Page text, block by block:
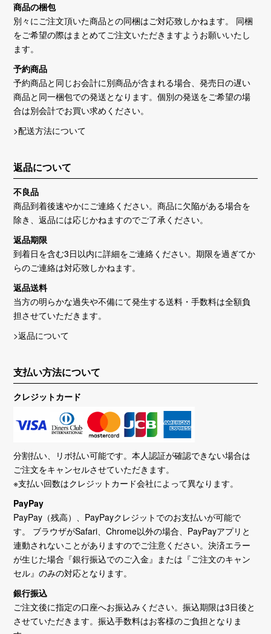
商品の梱包
別々にご注文頂いた商品との同梱はご対応致しかねます。 同梱
をご希望の際はまとめてご注文いただきますようお願いいたし
ます。
予約商品
予約商品と同じお会計に別商品が含まれる場合、発売日の遅い
商品と同一梱包での発送となります。個別の発送をご希望の場
合は別会計でお買い求めください。
>配送方法について
返品について
不良品
商品到着後速やかにご連絡ください。商品に欠陥がある場合を
除き、返品には応じかねますのでご了承ください。
返品期限
到着日を含む3日以内に詳細をご連絡ください。期限を過ぎてか
らのご連絡は対応致しかねます。
返品送料
当方の明らかな過失や不備にて発生する送料・手数料は全額負
担させていただきます。
>返品について
支払い方法について
クレジットカード
分割払い、リボ払い可能です。本人認証が確認できない場合は
ご注文をキャンセルさせていただきます。
※支払い回数はクレジットカード会社によって異なります。
PayPay
PayPay（残高）、PayPayクレジットでのお支払いが可能で
す。 ブラウザがSafari、Chrome以外の場合、PayPayアプリと
連動されないことがありますのでご注意ください。決済エラー
が生じた場合『銀行振込でのご入金』または『ご注文のキャン
セル』のみの対応となります。
銀行振込
ご注文後に指定の口座へお振込みください。振込期限は3日後と
させていただきます。振込手数料はお客様のご負担となりま